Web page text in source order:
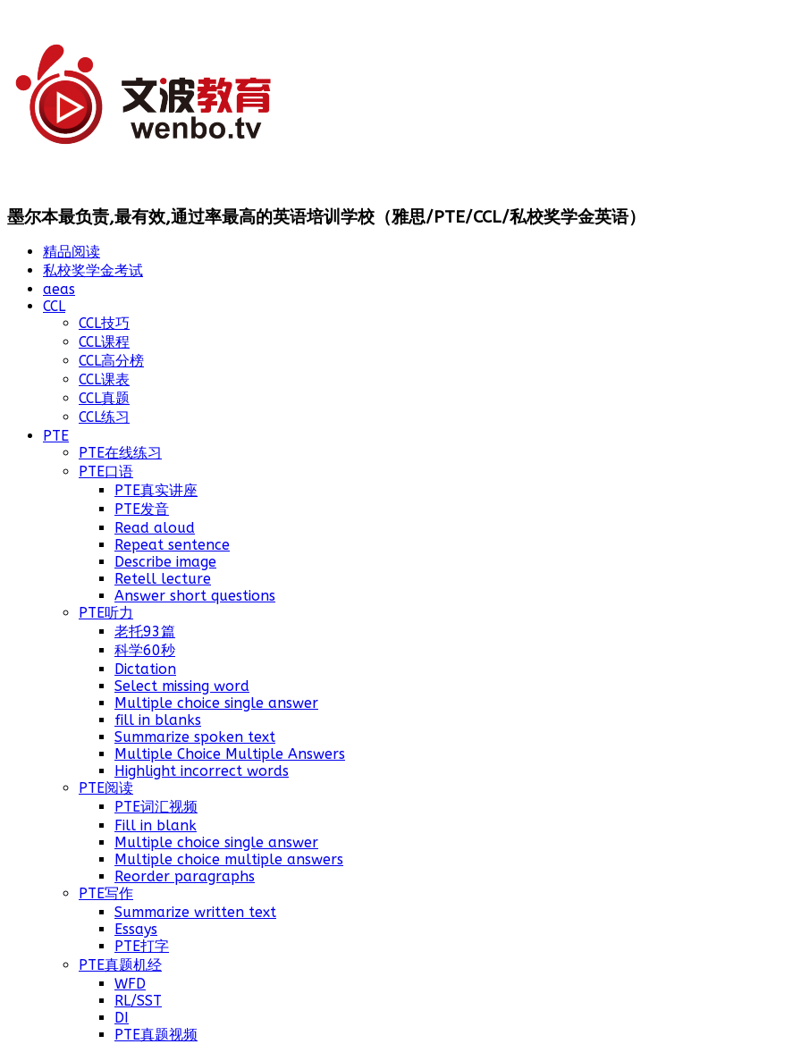
墨尔本最负责,最有效,通过率最高的英语培训学校（雅思/PTE/CCL/私校奖学金英语）
精品阅读
私校奖学金考试
aeas
CCL
CCL技巧
CCL课程
CCL高分榜
CCL课表
CCL真题
CCL练习
PTE
PTE在线练习
PTE口语
PTE真实讲座
PTE发音
Read aloud
Repeat sentence
Describe image
Retell lecture
Answer short questions
PTE听力
老托93篇
科学60秒
Dictation
Select missing word
Multiple choice single answer
fill in blanks
Summarize spoken text
Multiple Choice Multiple Answers
Highlight incorrect words
PTE阅读
PTE词汇视频
Fill in blank
Multiple choice single answer
Multiple choice multiple answers
Reorder paragraphs
PTE写作
Summarize written text
Essays
PTE打字
PTE真题机经
WFD
RL/SST
DI
PTE真题视频